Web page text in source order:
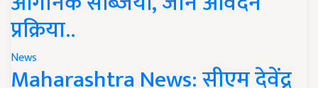
प्रक्रिया..
News
Maharashtra News: सीएम देवेंद्र